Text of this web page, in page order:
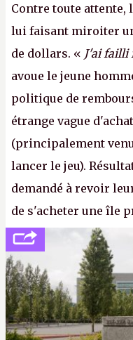
Contre toute attente,
lui faisant miroiter
de dollars. « J'ai failli
avoue le jeune
politique de
étrange vague
(principalement
lancer le jeu).
demandé à revoir
de s'acheter une île
peine 2 000 dollars
cher payé que le
apprendra aux petits
Gabe Newell aussi